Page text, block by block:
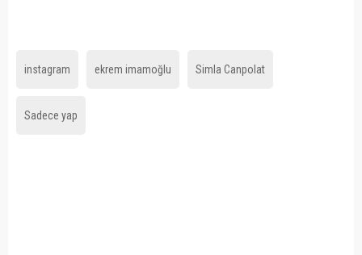
instagram ekrem imamoğlu Simla Canpolat
Sadece yap